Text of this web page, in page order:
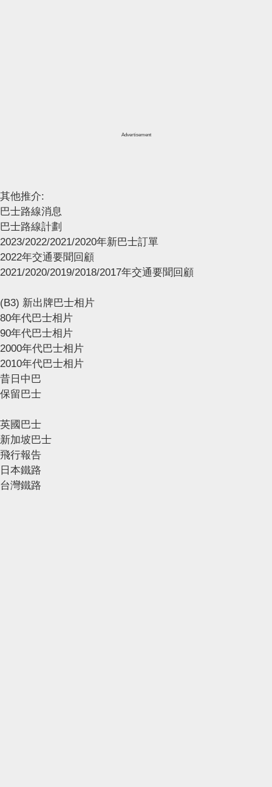
Advertisement
其他推介:
巴士路線消息
巴士路線計劃
2023/2022/2021/2020年新巴士訂單
2022年交通要聞回顧
2021/2020/2019/2018/2017年交通要聞回顧
(B3) 新出牌巴士相片
80年代巴士相片
90年代巴士相片
2000年代巴士相片
2010年代巴士相片
昔日中巴
保留巴士
英國巴士
新加坡巴士
飛行報告
日本鐵路
台灣鐵路